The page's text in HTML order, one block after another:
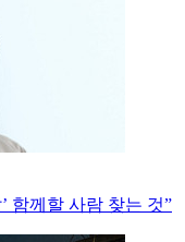
함께할 사람 찾는 것”